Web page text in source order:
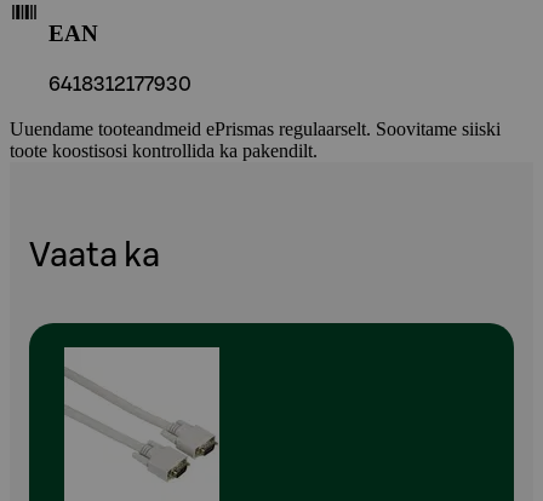
EAN
6418312177930
Uuendame tooteandmeid ePrismas regulaarselt. Soovitame siiski
toote koostisosi kontrollida ka pakendilt.
Vaata ka